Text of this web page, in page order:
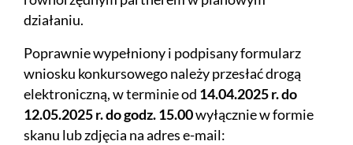
działaniu.
Poprawnie wypełniony i podpisany formularz
wniosku konkursowego należy przesłać drogą
elektroniczną, w terminie od 14.04.2025 r. do
12.05.2025 r. do godz. 15.00wyłącznie w formie
skanu lub zdjęcia na adres e-mail: